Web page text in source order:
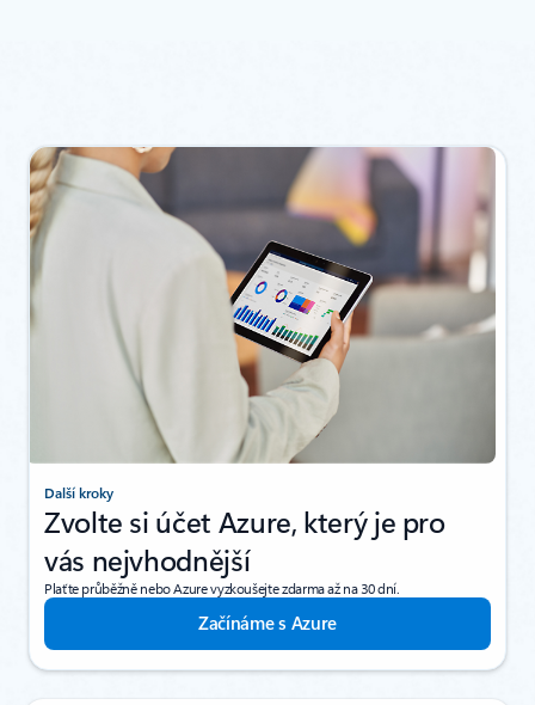
Další kroky
Zvolte si účet Azure, který je pro
vás nejvhodnější
Plaťte průběžně nebo Azure vyzkoušejte zdarma až na 30 dní.
Začínáme s Azure